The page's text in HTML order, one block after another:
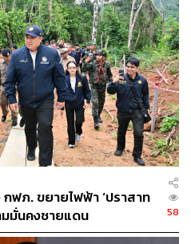
กองทัพภาคที่ 2
าท
114
THE AUTHOR
ฟภ. ขยายไฟฟ้า ‘ปราสาท
มมั่นคงชายแดน
58